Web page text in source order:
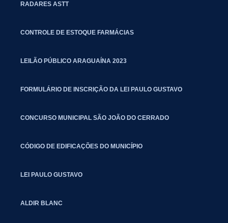
RADARES ASTT
CONTROLE DE ESTOQUE FARMÁCIAS
LEILÃO PÚBLICO ARAGUAÍNA 2023
FORMULÁRIO DE INSCRIÇÃO DA LEI PAULO GUSTAVO
CONCURSO MUNICIPAL SÃO JOÃO DO CERRADO
CÓDIGO DE EDIFICAÇÕES DO MUNICÍPIO
LEI PAULO GUSTAVO
ALDIR BLANC